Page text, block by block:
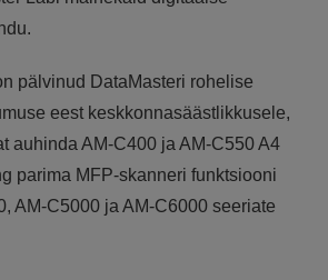
pälvinud DataMasteri rohelise
eest keskkonnasäästlikkusele,
auhinda AM-C400 ja AM-C550 A4
parima MFP-skanneri funktsiooni
AM-C5000 ja AM-C6000 seeriate